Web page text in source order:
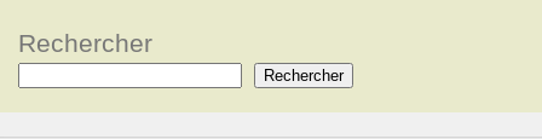
Rechercher
Rechercher